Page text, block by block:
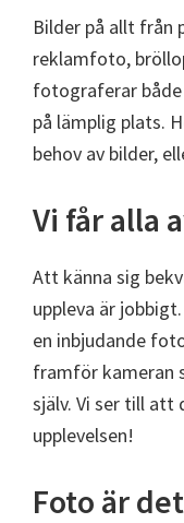
Bilder på allt från
reklamfoto,
fotograferar både
på lämplig plats.
behov av bilder,
Vi får alla
Att känna sig
uppleva är
en inbjudande
framför kameran
själv. Vi ser till att
upplevelsen!
Foto är